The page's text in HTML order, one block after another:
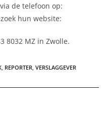
de telefoon op:
hun website:
8032 MZ in Zwolle.
REPORTER VERSLAGGEVER